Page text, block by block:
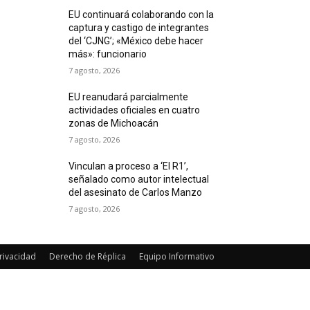
EU continuará colaborando con la
captura y castigo de integrantes
del ‘CJNG’; «México debe hacer
más»: funcionario
7 agosto, 2026
EU reanudará parcialmente
actividades oficiales en cuatro
zonas de Michoacán
7 agosto, 2026
Vinculan a proceso a ‘El R1’,
señalado como autor intelectual
del asesinato de Carlos Manzo
7 agosto, 2026
Derecho de Réplica Equipo Informativo